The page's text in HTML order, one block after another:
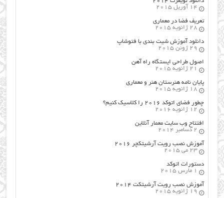
14 آوریل 2015
تعریف فضا در معماری
28 ژانویه 2015
دانلود آموزش شیت بندی با فتوشاپ
29 ژوئن 2015
اصول طراحي ایستگاه راه آهن
21 ژانویه 2015
پایان نامه هنرستان هنر و معماري
18 ژانویه 2015
چطور فضای اتوکد ۲۰۱۶ را کلاسیک کنیم؟
12 ژانویه 2016
افتتاح وب سایت معمار آنلاین
2 دسامبر 2014
آموزش نصب رویت آرشیتکچر ۲۰۱۶
23 می 2015
دستورات اتوکد
1 مارس 2015
آموزش نصب رویت آرشیتکت ۲۰۱۴
19 ژانویه 2015